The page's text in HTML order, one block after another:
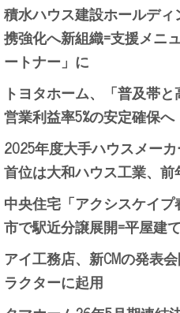
積水ハウス建設ホールデ
携強化へ新組織=支援メニ
ートナー」に
トヨタホーム、「普及帯
営業利益率5%の安定確保へ
2025年度大手ハウスメー
首位は大和ハウス工業、
中央住宅「アクシスケイ
市で駅近分譲展開=平屋建
アイ工務店、新CMの発表
ラクターに起用